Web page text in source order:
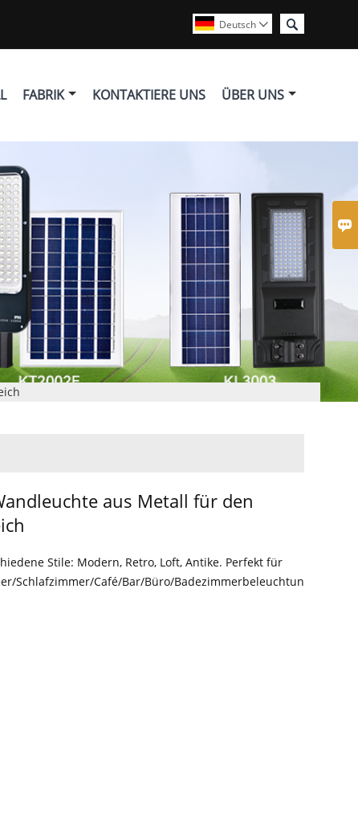


Deutsch 
FABRIK KONTAKTIERE UNS ÜBER UNS
aus Metall für den
Stile: Modern, Retro, Loft, Antike. Perfekt für
Schlafzimmer/Café/Bar/Büro/Badezimmerbeleuchtung